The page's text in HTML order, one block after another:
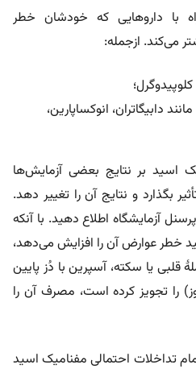
با داروهایی که خودشان خطر
می‌کند. ازجمله:
دابیگاتران، انوکساپارین،
بر نتایج بعضی آزمایش‌ها
بگذارد و نتایج آن را تغییر دهد.
آزمایشگاه اطلاع دهید. با آنکه
خطر عوارض آن را افزایش می‌دهد،
قلبی یا سکته، آسپرین با دُز پایین
در روز) را تجویز کرده است، مصرف آن را
تداخلات احتمالی مفنامیک اسید